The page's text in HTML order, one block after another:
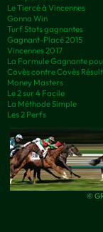
Le Tiercé à Vincennes
Gonna Win
Turf Stats gagnantes
Gagnant-Placé 2015
Vincennes 2017
La Formule Gagnante
Covès contre Covès
Money Masters
Le 2 sur 4 Facile
La Méthode Simple
Les 2 Perfs
©